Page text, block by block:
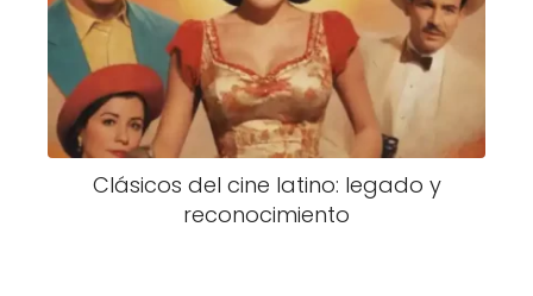
Clásicos del cine latino: legado y
reconocimiento